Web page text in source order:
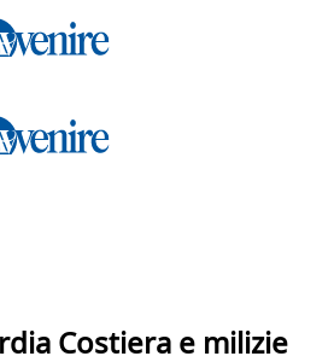
Costiera e milizie